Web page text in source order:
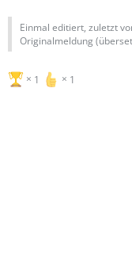
Einmal editiert, zuletzt
Originalmeldung
1 1